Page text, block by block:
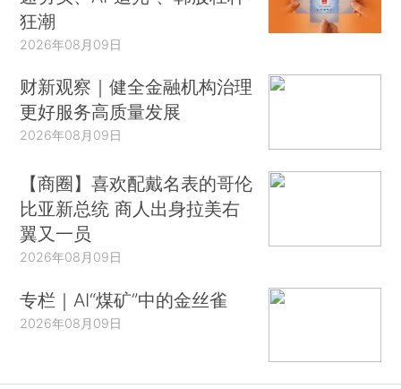
狂潮
2026年08月09日
财新观察｜健全金融机构治理
更好服务高质量发展
2026年08月09日
【商圈】喜欢配戴名表的哥伦
比亚新总统 商人出身拉美右
翼又一员
2026年08月09日
专栏｜AI“煤矿”中的金丝雀
2026年08月09日